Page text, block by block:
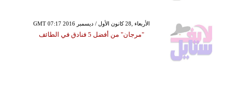
GMT 07:17 2016 الأربعاء ,28 كانون الأول / ديسمبر
"مرجان" من أفضل 5 فنادق في الطائف